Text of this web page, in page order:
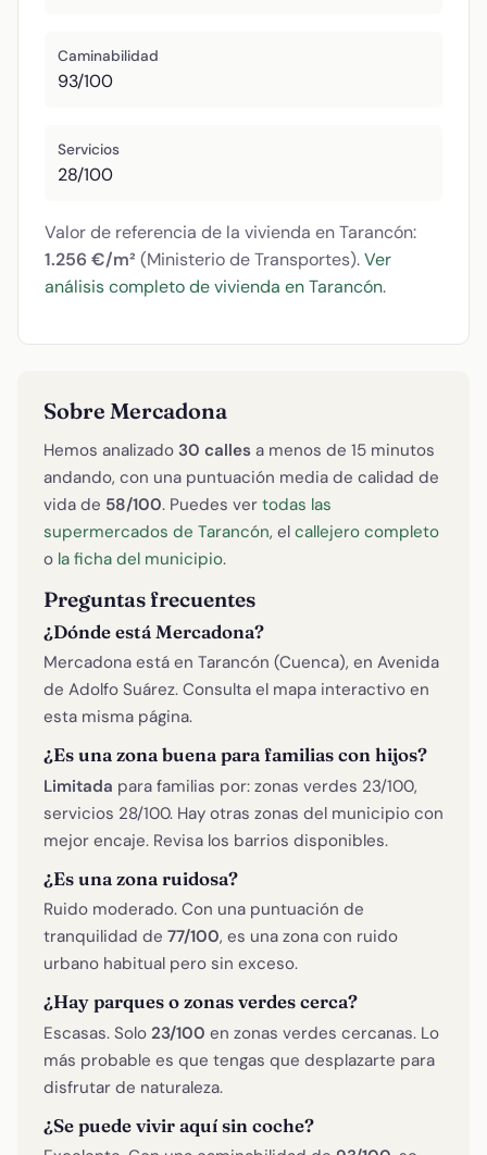
Caminabilidad
93/100
Servicios
28/100
Valor de referencia de la vivienda en Tarancón:
1.256 €/m² (Ministerio de Transportes).Ver
análisis completo de vivienda en Tarancón.
Sobre Mercadona
Hemos analizado 30 calles a menos de 15 minutos
andando, con una puntuación media de calidad de
vida de 58/100. Puedes ver todas las
supermercados de Tarancón, el callejero completo
o la ficha del municipio.
Preguntas frecuentes
¿Dónde está Mercadona?
Mercadona está en Tarancón (Cuenca), en Avenida
de Adolfo Suárez. Consulta el mapa interactivo en
esta misma página.
¿Es una zona buena para familias con hijos?
Limitada para familias por: zonas verdes 23/100,
servicios 28/100. Hay otras zonas del municipio con
mejor encaje. Revisa los barrios disponibles.
¿Es una zona ruidosa?
Ruido moderado. Con una puntuación de
tranquilidad de 77/100, es una zona con ruido
urbano habitual pero sin exceso.
¿Hay parques o zonas verdes cerca?
Escasas. Solo 23/100 en zonas verdes cercanas. Lo
más probable es que tengas que desplazarte para
disfrutar de naturaleza.
¿Se puede vivir aquí sin coche?